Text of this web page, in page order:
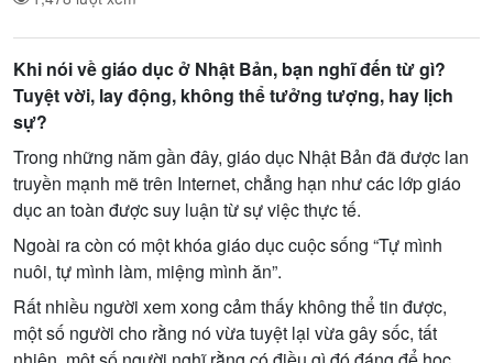
Khi nói vềgiáo dụcở Nhật Bản, bạn nghĩ đến từgì?
Tuyệt vời, lay động, không thểtưởng tượng, hay lịch
sự?
Trong những năm gần đây, giáo dục Nhật Bản đã được lan
truyền mạnh mẽ trên Internet, chẳng hạn như các lớp giáo
dục an toàn được suy luận từ sự việc thực tế.
Ngoài ra còn có một khóa giáo dục cuộc sống “Tự mình
nuôi, tự mình làm, miệng mình ăn”.
Rất nhiều người xem xong cảm thấy không thể tin được,
một số người cho rằng nó vừa tuyệt lại vừa gây sốc, tất